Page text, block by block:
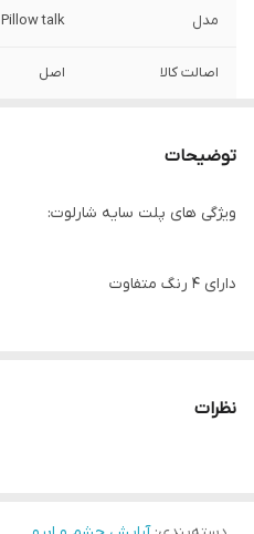
مدل Pillow talk
اصالت کالا اصل
توضیحات
ویژگی های پلت سایه شارلوت:
دارای 4 رنگ متفاوت
پیگمنت و رنگدانه های قوی
نظرات